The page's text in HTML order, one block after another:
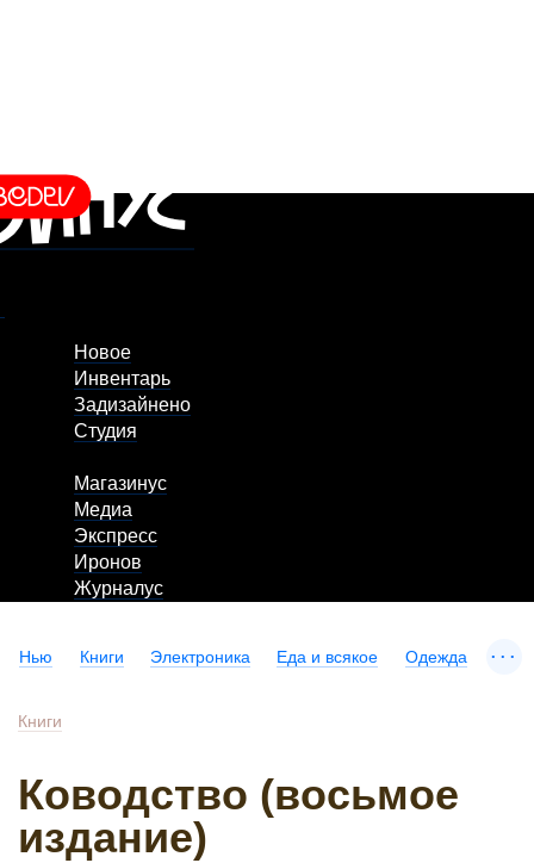
Новое
Инвентарь
Задизайнено
Студия
Магазинус
Медиа
Экспресс
Иронов
Журналус
Нью Книги Электроника Еда и всякое Одежда ...
Книги
Ководство (восьмое
издание)